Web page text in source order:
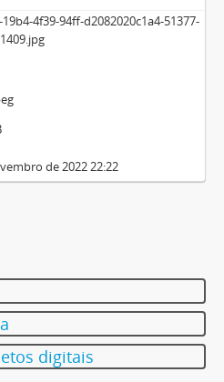
19b4-4f39-94ff-d2082020c1a4-51377-
de 2022 22:22
digitais